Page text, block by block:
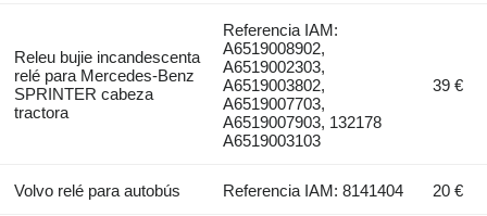
Releu bujie incandescenta
relé para Mercedes-Benz
SPRINTER cabeza
tractora
Referencia IAM:
A6519008902,
A6519002303,
A6519003802,
A6519007703,
A6519007903, 132178
A6519003103
39 €
Volvo relé para autobús Referencia IAM: 8141404 20 €